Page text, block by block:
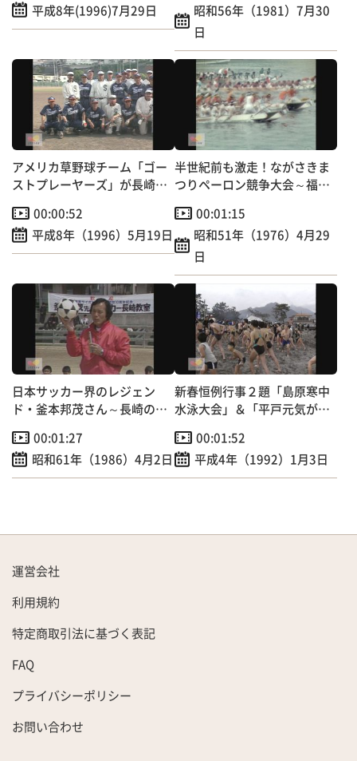
平成8年(1996)7月29日
昭和56年（1981）7月30
日
アメリカ草野球チーム「ゴー
ストプレーヤーズ」が長崎に
00:00:52
平成8年（1996）5月19日
半世紀前も激走！ながさきま
つりペーロン競争大会～福田
00:01:15
昭和51年（1976）4月29
日
日本サッカー界のレジェン
ド・釜本邦茂さん～長崎の子
00:01:27
昭和61年（1986）4月2日
新春恒例行事２題「島原寒中
水泳大会」＆「平戸元気が出
00:01:52
平成4年（1992）1月3日
運営会社
利用規約
特定商取引法に基づく表記
FAQ
プライバシーポリシー
お問い合わせ